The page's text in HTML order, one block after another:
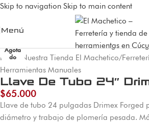
Skip to navigation Skip to main content
Menú
Agota
do
Inicio Nuestra Tienda El Machetico/
Herramientas Manuales
Llave De Tubo 24″
$65.000
Llave de tubo 24 pulgadas Drimex Forged
diámetro y trabajo de plomería pesada.